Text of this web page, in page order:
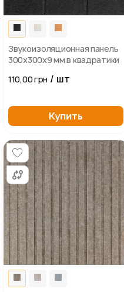
Звукоизоляционная панель
300х300х9 мм в квадратики
110,00 грн / шт
Купить